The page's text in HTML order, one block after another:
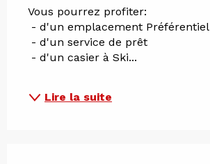
Vous pourrez profiter:
- d'un emplacement Préférentiel
- d'un service de prêt
- d'un casier à Ski...
Lire la suite